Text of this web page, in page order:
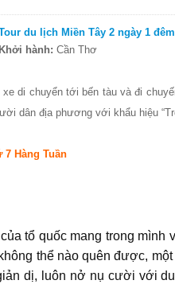
du lịch Miền Tây 2 ngày 1
Khởi hành: Cần Thơ
di chuyển tới bến tàu và đi
dân địa phương với khẩu hiệu
Hàng Tuần
tổ quốc mang trong
thể nào quên được,
dị, luôn nở nụ cười với